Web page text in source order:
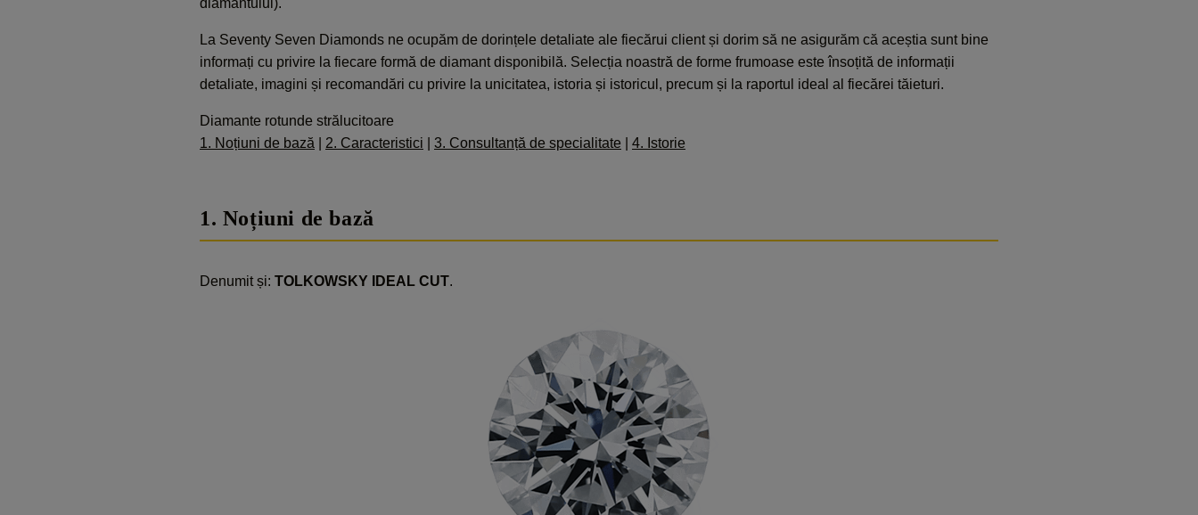
La Seventy Seven Diamonds ne ocupăm de dorințele detaliate ale fiecărui client și dorim să ne asigurăm că aceștia sunt bine
informați cu privire la fiecare formă de diamant disponibilă. Selecția noastră de forme frumoase este însoțită de informații
detaliate, imagini și recomandări cu privire la unicitatea, istoria și istoricul, precum și la raportul ideal al fiecărei tăieturi.
Diamante rotunde strălucitoare
1. Noțiuni de bază
2. Caracteristici 3. Consultanță de specialitate 4. Istorie
1. Noțiuni de bază
Denumit și: TOLKOWSKY IDEAL CUT.